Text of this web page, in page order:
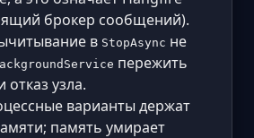
брокер сообщений).
в StopAsync не
пережить
отказ узла.
варианты держат
память умирает